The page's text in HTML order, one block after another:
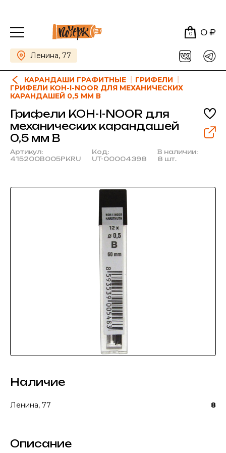
0 0 ₽
Ленина, 77
КАРАНДАШИ ГРАФИТНЫЕ
ГРИФЕЛИ
ГРИФЕЛИ KOH-I-NOOR ДЛЯ МЕХАНИЧЕСКИХ
КАРАНДАШЕЙ 0,5 ММ В
Грифели KOH-I-NOOR для
механических карандашей
0,5 мм В
Артикул:
415200B005PKRU
Код:
UT-00004398
В наличии:
8 шт.
Наличие
Ленина, 77 8
Описание